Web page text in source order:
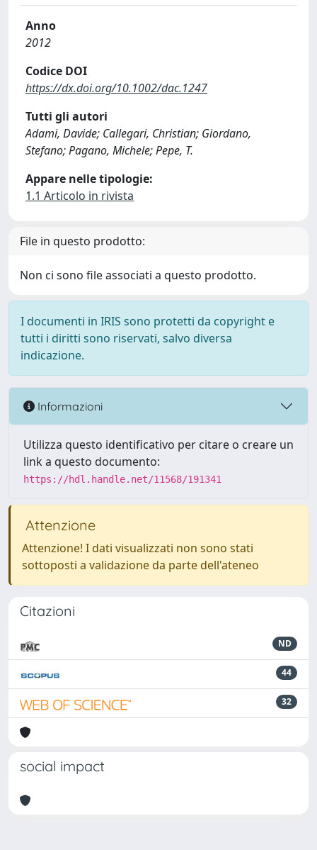
Anno
2012
Codice DOI
https://dx.doi.org/10.1002/dac.1247
Tutti gli autori
Adami, Davide; Callegari, Christian; Giordano,
Stefano; Pagano, Michele; Pepe, T.
Appare nelle tipologie:
1.1 Articolo in rivista
File in questo prodotto:
Non ci sono file associati a questo prodotto.
I documenti in IRIS sono protetti da copyright e
tutti i diritti sono riservati, salvo diversa
indicazione.
Informazioni
Utilizza questo identificativo per citare o creare un
link a questo documento:
https://hdl.handle.net/11568/191341
Attenzione
Attenzione! I dati visualizzati non sono stati
sottoposti a validazione da parte dell'ateneo
Citazioni
ND
44
32
social impact